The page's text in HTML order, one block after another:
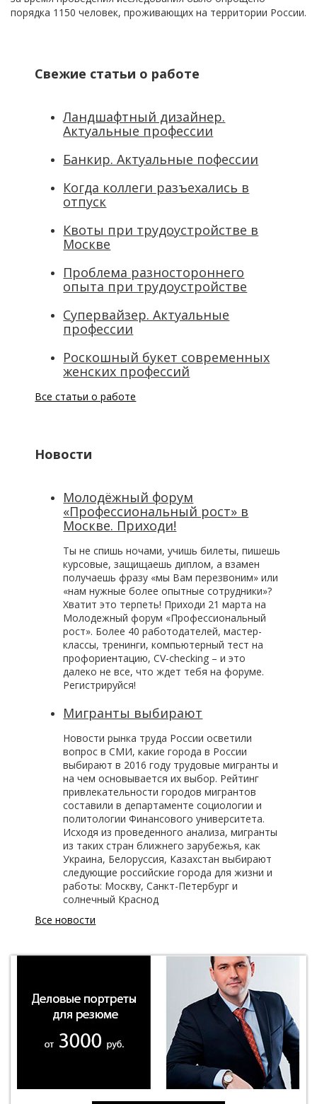
порядка 1150 человек, проживающих на территории России.
Свежие статьи о работе
Ландшафтный дизайнер.
Актуальные профессии
Банкир. Актуальные пофессии
Когда коллеги разъехались в
отпуск
Квоты при трудоустройстве в
Москве
Проблема разностороннего
опыта при трудоустройстве
Супервайзер. Актуальные
профессии
Роскошный букет современных
женских профессий
Все статьи о работе
Новости
Молодёжный форум
«Профессиональный рост» в
Москве. Приходи!
Ты не спишь ночами, учишь билеты, пишешь
курсовые, защищаешь диплом, а взамен
получаешь фразу «мы Вам перезвоним» или
«нам нужные более опытные сотрудники»?
Хватит это терпеть! Приходи 21 марта на
Молодежный форум «Профессиональный
рост». Более 40 работодателей, мастер-
классы, тренинги, компьютерный тест на
профориентацию, CV-checking – и это
далеко не все, что ждет тебя на форуме.
Регистрируйся!
Мигранты выбирают
Новости рынка труда России осветили
вопрос в СМИ, какие города в России
выбирают в 2016 году трудовые мигранты и
на чем основывается их выбор. Рейтинг
привлекательности городов мигрантов
составили в департаменте социологии и
политологии Финансового университета.
Исходя из проведенного анализа, мигранты
из таких стран ближнего зарубежья, как
Украина, Белоруссия, Казахстан выбирают
следующие российские города для жизни и
работы: Москву, Санкт-Петербург и
солнечный Краснод
Все новости